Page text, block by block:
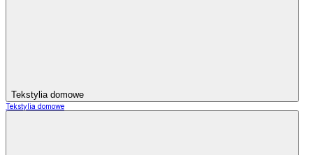
Tekstylia domowe
Tekstylia domowe